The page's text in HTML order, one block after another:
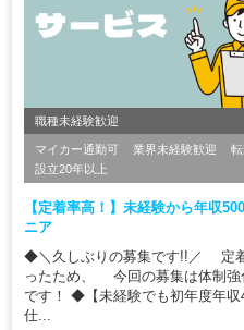
職種未経験歓迎
マイカー通勤可 業界未経験歓迎
設立20年以上
【定着率高！】未経験から年収
ニア
◆＼久しぶりの募集です!!／ 定
ったため、 今回の募集は体制強
です！ ◆【未経験でも初年度年
仕...